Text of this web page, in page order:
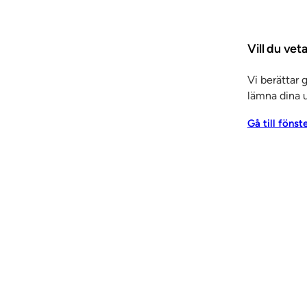
Vill du
Vi berättar
lämna dina
Gå till
NCC som bygger en aula med 1 000 sittplatser på
seminarier och events. Tanken är att
till Institutets forsknings- och
Totalt handlar det om 5 400 kvadratmeter
att vara prismaformad, allt i syfte att skapa en
håller yttersta världsklass, säger Peter Forsséll.
Lindvalls i Kalix.
att bli en riktig storsäljare. Genom detta
SSC Lindvalls.
miljoner kronor i en NC-maskin som är anpassad för
17 meter lång UV-linje för ytbehandling av paneler.